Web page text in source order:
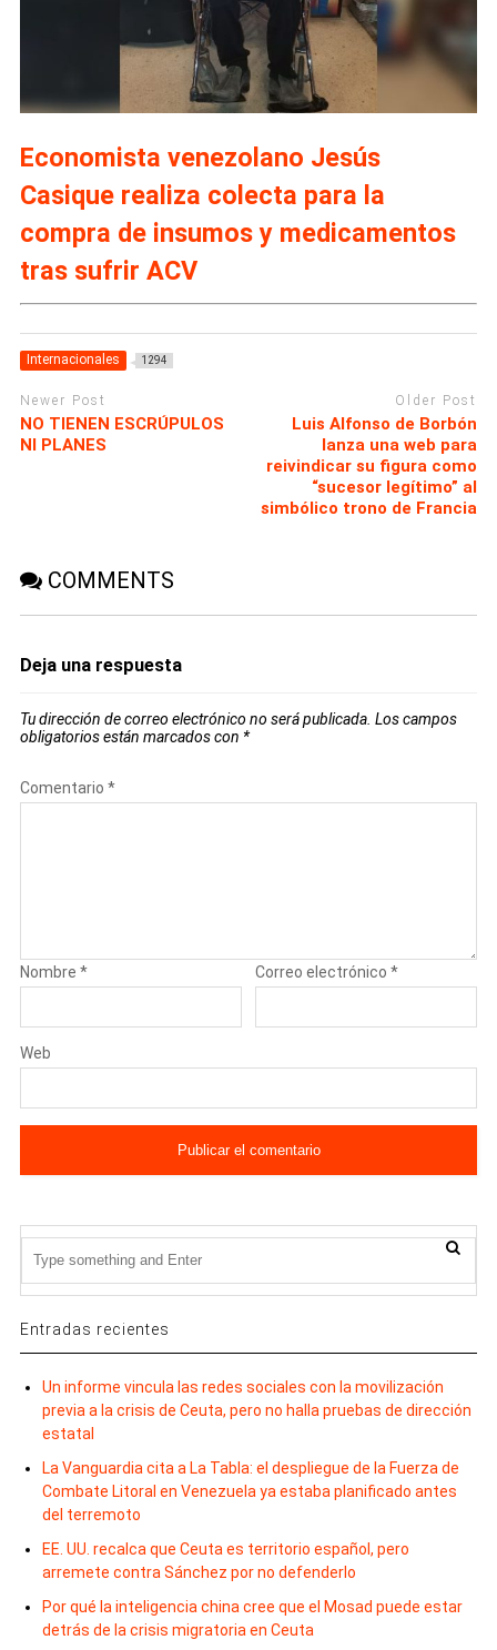
Economista venezolano Jesús
Casique realiza colecta para la
compra de insumos y medicamentos
tras sufrir ACV
Internacionales 1294
Newer Post
NO TIENEN ESCRÚPULOS
NI PLANES
Older Post
Luis Alfonso de Borbón
lanza una web para
reivindicar su figura como
“sucesor legítimo” al
simbólico trono de Francia
COMMENTS
Deja una respuesta
Tu dirección de correo electrónico no será publicada. Los campos
obligatorios están marcados con *
Comentario *
Nombre * Correo electrónico*
Web
Entradas recientes
Un informe vincula las redes sociales con la movilización
previa a la crisis de Ceuta, pero no halla pruebas de dirección
estatal
La Vanguardia cita a La Tabla: el despliegue de la Fuerza de
Combate Litoral en Venezuela ya estaba planificado antes
del terremoto
EE. UU. recalca que Ceuta es territorio español, pero
arremete contra Sánchez por no defenderlo
Por qué la inteligencia china cree que el Mosad puede estar
detrás de la crisis migratoria en Ceuta